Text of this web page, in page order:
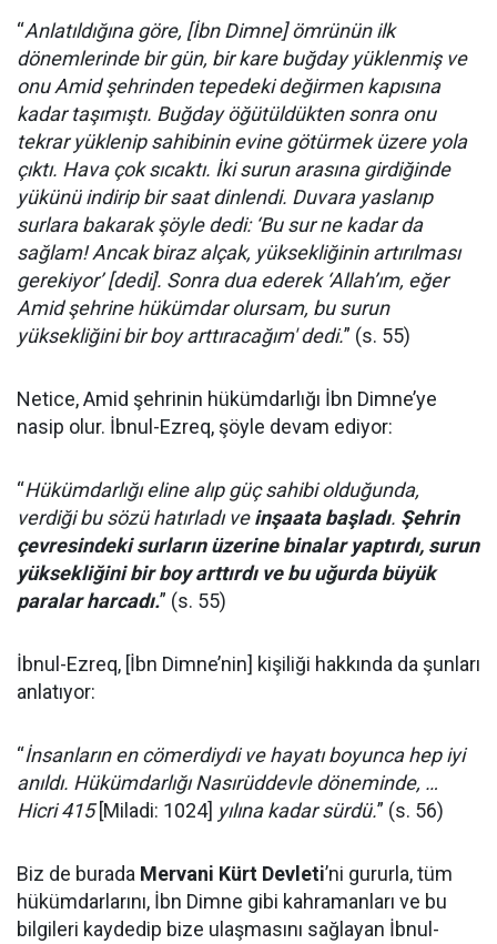
“Anlatıldığına göre, [İbn Dimne] ömrünün ilk
dönemlerinde bir gün, bir kare buğday yüklenmiş ve
onu Amid şehrinden tepedeki değirmen kapısına
kadar taşımıştı. Buğday öğütüldükten sonra onu
tekrar yüklenip sahibinin evine götürmek üzere yola
çıktı. Hava çok sıcaktı. İki surun arasına girdiğinde
yükünü indirip bir saat dinlendi. Duvara yaslanıp
surlara bakarak şöyle dedi: ‘Bu sur ne kadar da
sağlam! Ancak biraz alçak, yüksekliğinin artırılması
gerekiyor’ [dedi]. Sonra dua ederek ‘Allah’ım, eğer
Amid şehrine hükümdar olursam, bu surun
yüksekliğini bir boy arttıracağım' dedi.” (s. 55)
Netice, Amid şehrinin hükümdarlığı İbn Dimne’ye
nasip olur. İbnul-Ezreq, şöyle devam ediyor:
“Hükümdarlığı eline alıp güç sahibi olduğunda,
verdiği bu sözü hatırladı veinşaata başladı. Şehrin
çevresindeki surların üzerine binalar yaptırdı, surun
yüksekliğini bir boy arttırdı ve bu uğurda büyük
paralar harcadı.” (s. 55)
İbnul-Ezreq, [İbn Dimne’nin] kişiliği hakkında da şunları
anlatıyor:
“İnsanların en cömerdiydi ve hayatı boyunca hep iyi
anıldı. Hükümdarlığı Nasırüddevle döneminde, …
Hicri 415[Miladi: 1024] yılına kadar sürdü.” (s. 56)
Biz de burada Mervani Kürt Devleti’ni gururla, tüm
hükümdarlarını, İbn Dimne gibi kahramanları ve bu
bilgileri kaydedip bize ulaşmasını sağlayan İbnul-